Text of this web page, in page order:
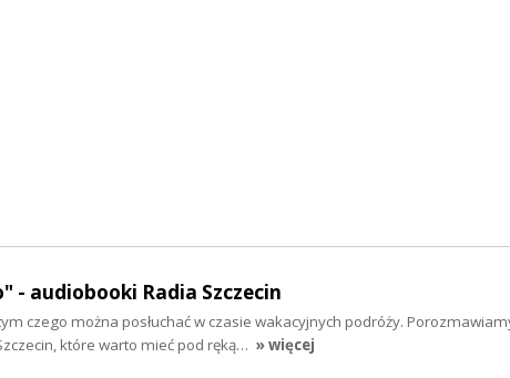
- audiobooki Radia Szczecin
czego można posłuchać w czasie wakacyjnych podróży.
które warto mieć pod ręką… » więcej